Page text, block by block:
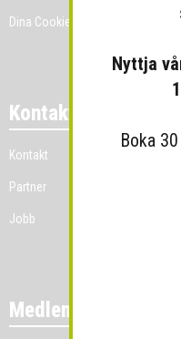
Dina Cookie-prefenser
Kontakt
Kontakt
Partner
Jobb
Medlemmar
Nyttja
Boka